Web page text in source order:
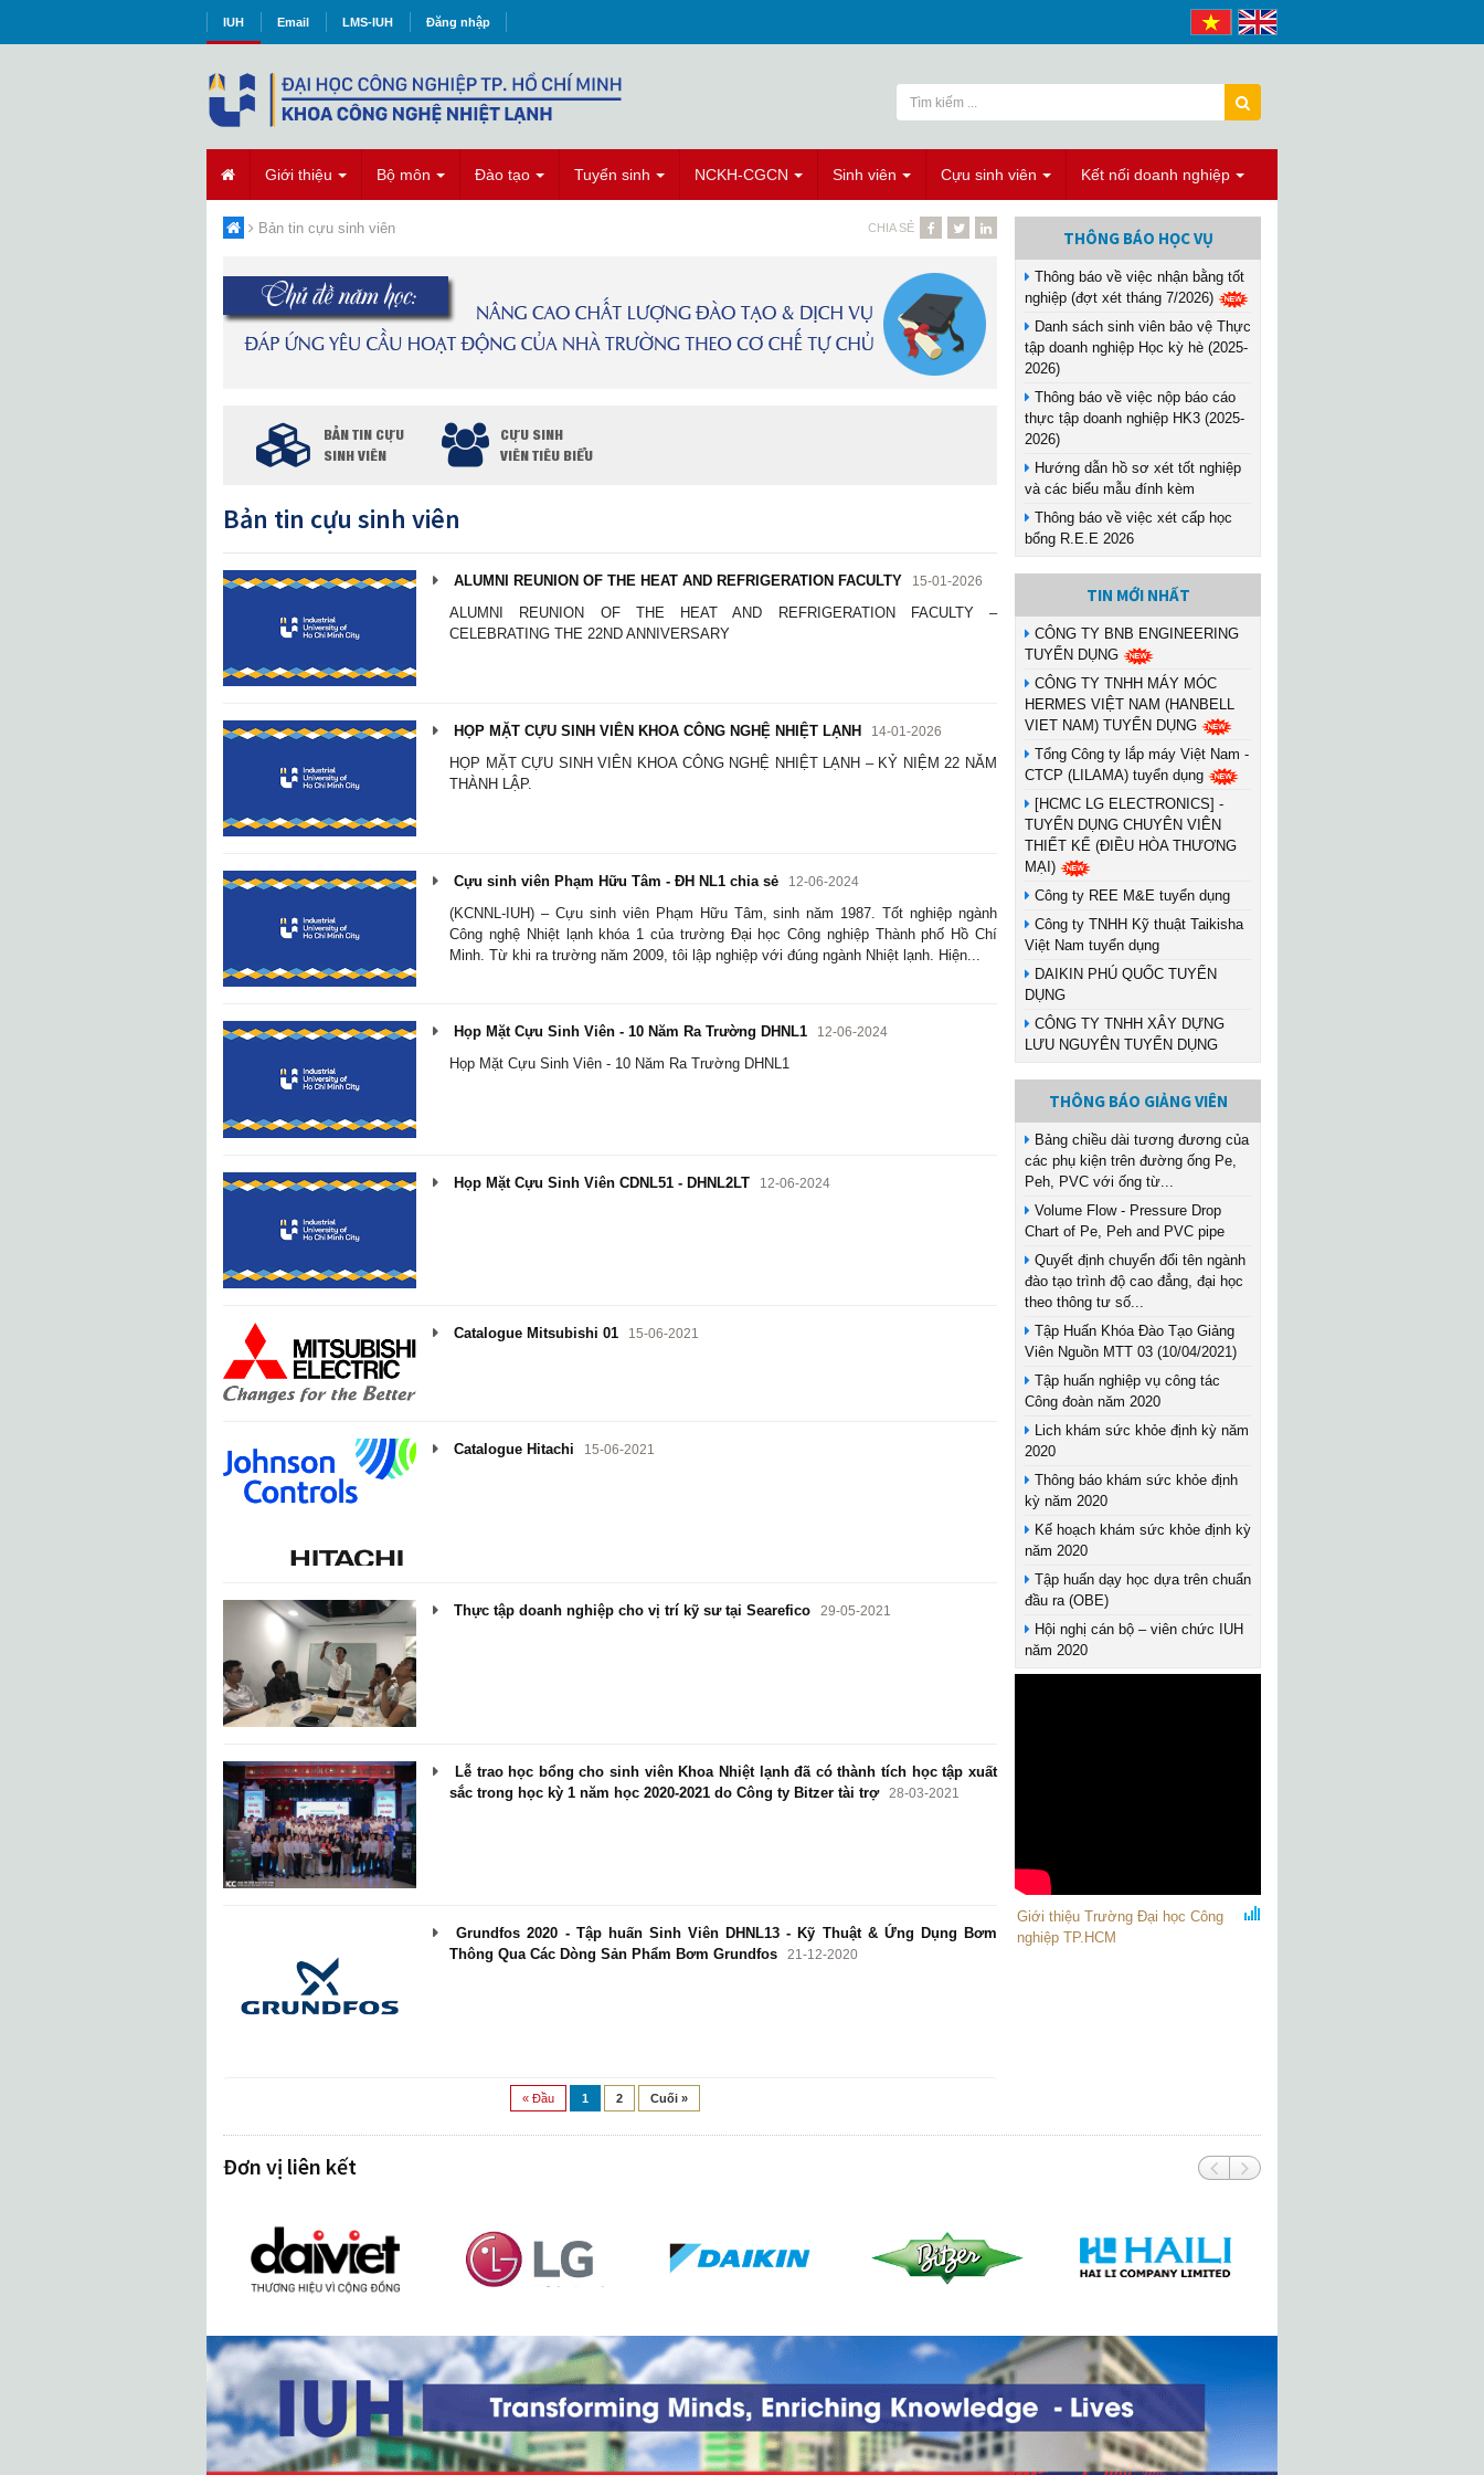
IUH Email LMS-IUH Đăng nhập
Giới thiệu Bộ môn Đào tạo Tuyển sinh NCKH-CGCN Sinh viên Cựu sinh viên Kết nối doanh nghiệp
Bản tin cựu sinh viên CHIA SẺ
BẢN TIN CỰU
SINH VIÊN
CỰU SINH
VIÊN TIÊU BIỂU
Bản tin cựu sinh viên
ALUMNI REUNION OF THE HEAT AND REFRIGERATION FACULTY 15-01-2026
ALUMNI REUNION OF THE HEAT AND REFRIGERATION FACULTY –
CELEBRATING THE 22ND ANNIVERSARY
HỌP MẶT CỰU SINH VIÊN KHOA CÔNG NGHỆ NHIỆT LẠNH 14-01-2026
HỌP MẶT CỰU SINH VIÊN KHOA CÔNG NGHỆ NHIỆT LẠNH – KỶ NIỆM 22 NĂM
THÀNH LẬP.
Cựu sinh viên Phạm Hữu Tâm - ĐH NL1 chia sẻ 12-06-2024
(KCNNL-IUH) – Cựu sinh viên Phạm Hữu Tâm, sinh năm 1987. Tốt nghiệp ngành
Công nghệ Nhiệt lạnh khóa 1 của trường Đại học Công nghiệp Thành phố Hồ Chí
Minh. Từ khi ra trường năm 2009, tôi lập nghiệp với đúng ngành Nhiệt lạnh. Hiện...
Họp Mặt Cựu Sinh Viên - 10 Năm Ra Trường DHNL1 12-06-2024
Họp Mặt Cựu Sinh Viên - 10 Năm Ra Trường DHNL1
Họp Mặt Cựu Sinh Viên CDNL51 - DHNL2LT 12-06-2024
Catalogue Mitsubishi 01 15-06-2021
Catalogue Hitachi 15-06-2021
Thực tập doanh nghiệp cho vị trí kỹ sư tại Searefico 29-05-2021
Lễ trao học bổng cho sinh viên Khoa Nhiệt lạnh đã có thành tích học tập xuất
sắc trong học kỳ 1 năm học 2020-2021 do Công ty Bitzer tài trợ
28-03-2021
Grundfos 2020 - Tập huấn Sinh Viên DHNL13 - Kỹ Thuật & Ứng Dụng Bơm
Thông Qua Các Dòng Sản Phẩm Bơm Grundfos
21-12-2020
« Đầu 1 2 Cuối »
THÔNG BÁO HỌC VỤ
Thông báo về việc nhận bằng tốt
nghiệp (đợt xét tháng 7/2026)
Danh sách sinh viên bảo vệ Thực
tập doanh nghiệp Học kỳ hè (2025-
2026)
Thông báo về việc nộp báo cáo
thực tập doanh nghiệp HK3 (2025-
2026)
Hướng dẫn hồ sơ xét tốt nghiệp
và các biểu mẫu đính kèm
Thông báo về việc xét cấp học
bổng R.E.E 2026
TIN MỚI NHẤT
CÔNG TY BNB ENGINEERING
TUYỂN DỤNG
CÔNG TY TNHH MÁY MÓC
HERMES VIỆT NAM (HANBELL
VIET NAM) TUYỂN DỤNG
Tổng Công ty lắp máy Việt Nam -
CTCP (LILAMA) tuyển dụng
[HCMC LG ELECTRONICS] -
TUYỂN DỤNG CHUYÊN VIÊN
THIẾT KẾ (ĐIỀU HÒA THƯƠNG
MẠI)
Công ty REE M&E tuyển dụng
Công ty TNHH Kỹ thuật Taikisha
Việt Nam tuyển dụng
DAIKIN PHÚ QUỐC TUYỂN
DỤNG
CÔNG TY TNHH XÂY DỰNG
LƯU NGUYÊN TUYỂN DỤNG
THÔNG BÁO GIẢNG VIÊN
Bảng chiều dài tương đương của
các phụ kiện trên đường ống Pe,
Peh, PVC với ống từ...
Volume Flow - Pressure Drop
Chart of Pe, Peh and PVC pipe
Quyết định chuyển đổi tên ngành
đào tạo trình độ cao đẳng, đại học
theo thông tư số...
Tập Huấn Khóa Đào Tạo Giảng
Viên Nguồn MTT 03 (10/04/2021)
Tập huấn nghiệp vụ công tác
Công đoàn năm 2020
Lich khám sức khỏe định kỳ năm
2020
Thông báo khám sức khỏe định
kỳ năm 2020
Kế hoạch khám sức khỏe định kỳ
năm 2020
Tập huấn dạy học dựa trên chuẩn
đầu ra (OBE)
Hội nghị cán bộ – viên chức IUH
năm 2020
Giới thiệu Trường Đại học Công
nghiệp TP.HCM
Đơn vị liên kết